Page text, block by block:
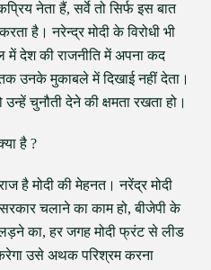
नेता हैं, सर्वे तो सिर्फ इस बात
है। नरेन्द्र मोदी के विरोधी भी
में देश की राजनीति में अपना कद
उनके मुकाबले में दिखाई नहीं देता।
चुनौती देने की क्षमता रखता हो।
है ?
है मोदी की मेहनत। नरेंद्र मोदी
चलाने का काम हो, बीजेपी के
का, हर जगह मोदी फ्रंट से लीड
उसे अथक परिश्रम करना